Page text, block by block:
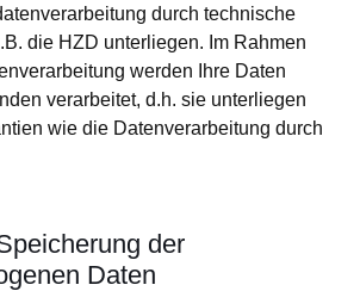
durch technische
die HZD unterliegen. Im Rahmen
werden Ihre Daten
verarbeitet, d.h. sie unterliegen
wie die Datenverarbeitung durch
der
Daten